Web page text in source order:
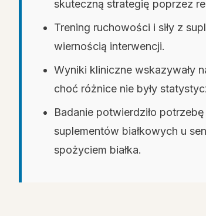
skuteczną strategię poprzez
Trening ruchowości i siły z
wiernością interwencji.
Wyniki kliniczne wskazywały
choć różnice nie były
Badanie potwierdziło
suplementów białkowych u
spożyciem białka.